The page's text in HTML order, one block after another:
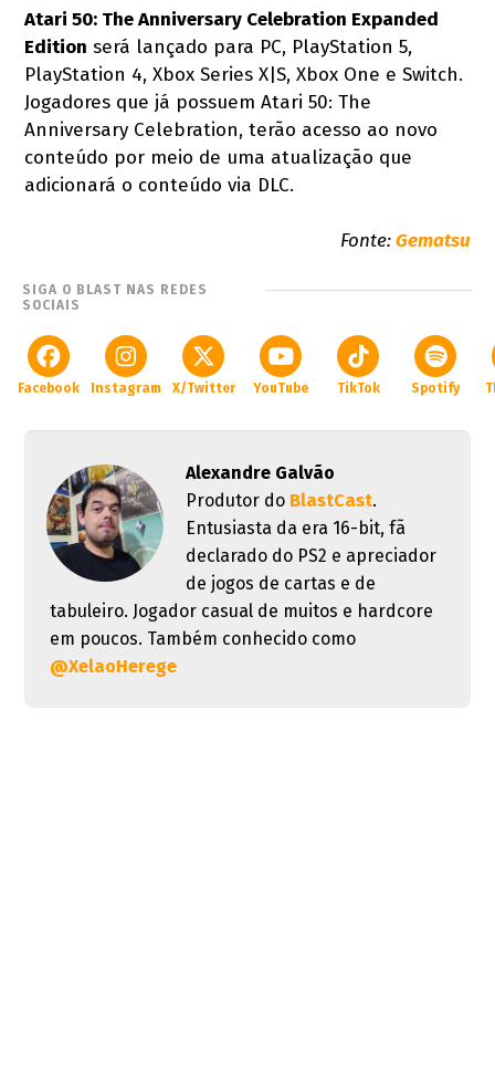
Atari 50: The Anniversary Celebration Expanded
Edition será lançado para PC, PlayStation 5,
PlayStation 4, Xbox Series X|S, Xbox One e Switch.
Jogadores que já possuem Atari 50: The
Anniversary Celebration, terão acesso ao novo
conteúdo por meio de uma atualização que
adicionará o conteúdo via DLC.
Fonte:Gematsu
SIGA O BLAST NAS REDES
SOCIAIS
Facebook Instagram X/Twitter YouTube TikTok Spotify
Alexandre Galvão
Produtor do BlastCast.
Entusiasta da era 16-bit, fã
declarado do PS2 e apreciador
de jogos de cartas e de
tabuleiro. Jogador casual de muitos e hardcore
em poucos. Também conhecido como
@XelaoHerege